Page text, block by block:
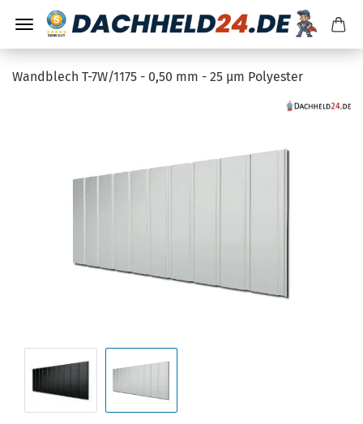
Wandblech T-7W/1175 - 0,50 mm - 25 µm Polyester